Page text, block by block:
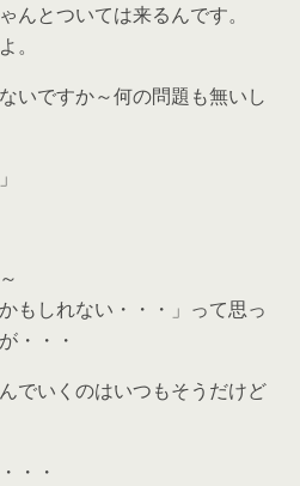
んとついては来るんです。
。
いですか～何の問題も無いし
もしれない・・・」って思っ
・・・
でいくのはいつもそうだけど
・・